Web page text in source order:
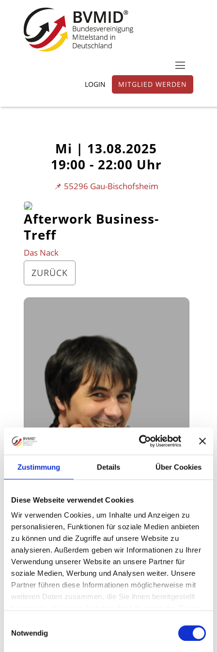
Zustimmung Details Über Cookies
Diese Webseite verwendet Cookies
Wir verwenden Cookies, um Inhalte und Anzeigen zu
personalisieren, Funktionen für soziale Medien anbieten
zu können und die Zugriffe auf unsere Website zu
analysieren. Außerdem geben wir Informationen zu Ihrer
Verwendung unserer Website an unsere Partner für
soziale Medien, Werbung und Analysen weiter. Unsere
Partner führen diese Informationen möglicherweise mit
weiteren Daten zusammen, die Sie ihnen bereitgestellt
Notwendig
MITGLIED WERDEN
LOGIN
Mi | 13.08.2025
19:00 - 22:00 Uhr
📌 55296 Gau-Bischofsheim
Afterwork Business-
Treff
Das Nack
ZURÜCK
Volker Pietzsch
Die BVMID lädt herzlich zum Afterwork
Business Treff ins Restaurant Das Nack
in Gau-Bischofsheim ein.
Freuen Sie sich auf inspirierende
Gespräche, neue Kontakte und
regionale Kulinarik in ausgezeichneter
Atmosphäre.
Zur Begrüßung gibt es ein
Erleben Sie einen inspirierenden Abend